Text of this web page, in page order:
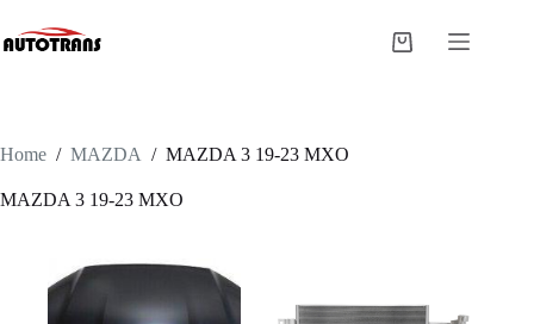
Home / MAZDA / MAZDA 3 19-23 MXO
MAZDA 3 19-23 MXO